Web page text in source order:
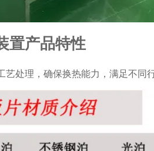
置产品特性
处理，确保换热能力，满足不同